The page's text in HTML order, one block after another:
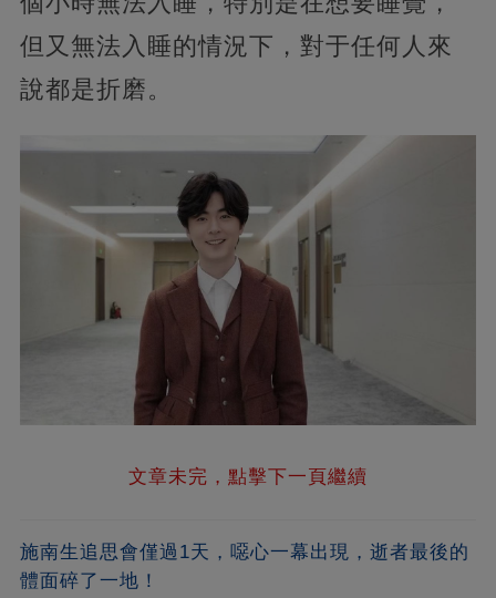
但又無法入睡的情況下，對于任何人來
說都是折磨。
文章未完，點擊下一頁繼續
施南生追思會僅過1天，噁心一幕出現，逝者最後的
體面碎了一地！